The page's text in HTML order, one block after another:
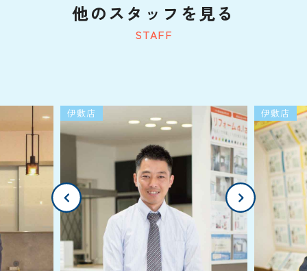
STAFF
他のスタッフを見る
伊敷店 伊敷店